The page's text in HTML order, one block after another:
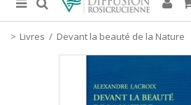
Livres / Devant la beauté de la Nature